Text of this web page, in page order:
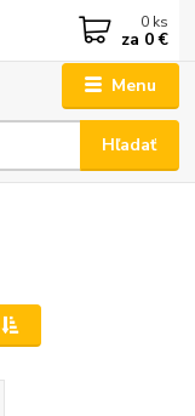
Menu
Hľadať
0 ks
za 0 €